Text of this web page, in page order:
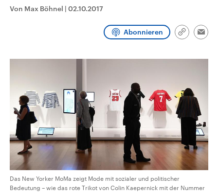
und Hintergründe zu den Parteien
und Kandidaten der anstehenden
Sendungen Programm
Von Max Böhnel | 02.10.2017
Abonnieren
Link
Das New Yorker MoMa zeigt Mode mit sozialer und politischer
Bedeutung – wie das rote Trikot von Colin Kaepernick mit der Nummer